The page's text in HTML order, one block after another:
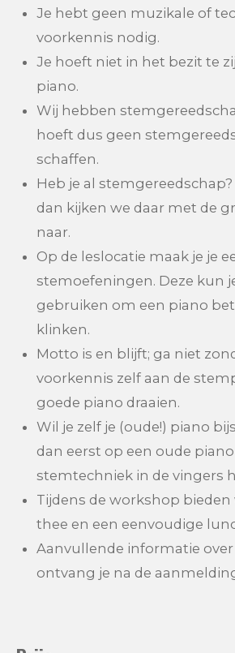
Je hebt geen muzikale of
voorkennis nodig.
Je hoeft niet in het bezit te
piano.
Wij hebben
hoeft dus geen
schaffen.
Heb je al
dan kijken we daar met de
naar.
Op de leslocatie maak je je
stemoefeningen. Deze kun
gebruiken om een piano
klinken.
Motto is en blijft; ga niet
voorkennis zelf aan de
goede piano draaien.
Wil je zelf je (oude!) piano
dan eerst op een oude
stemtechniek in de vingers
Tijdens de workshop bieden
thee en een eenvoudige
Aanvullende informatie
ontvang je na de